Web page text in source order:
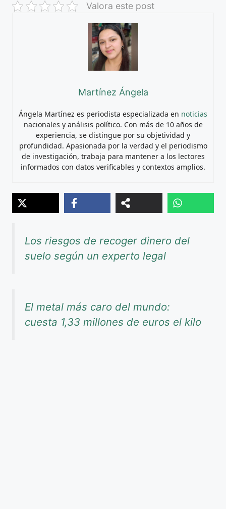
Valora este post
Martínez Ángela
Ángela Martínez es periodista especializada en noticias
nacionales y análisis político. Con más de 10 años de
experiencia, se distingue por su objetividad y
profundidad. Apasionada por la verdad y el periodismo
de investigación, trabaja para mantener a los lectores
informados con datos verificables y contextos amplios.
Los riesgos de recoger dinero del
suelo según un experto legal
El metal más caro del mundo:
cuesta 1,33 millones de euros el kilo